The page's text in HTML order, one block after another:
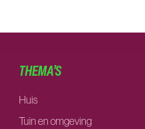
THEMA’S
Huis
Tuin en omgeving